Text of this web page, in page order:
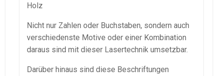
Holz
Nicht nur Zahlen oder Buchstaben, sondern auch
verschiedenste Motive oder einer Kombination
daraus sind mit dieser Lasertechnik umsetzbar.
Darüber hinaus sind diese Beschriftungen